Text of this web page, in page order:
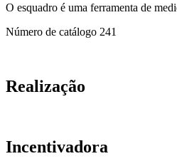
O esquadro é uma ferramenta de
Número de catálogo 241
Realização
Incentivadora